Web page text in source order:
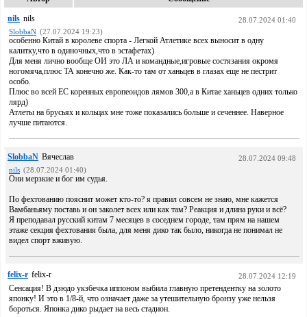
nils nils
28.07.2024 01:40
SlobbaN (27.07.2024 19:23)
особенно Китай в королеве спорта - Легкой Атлетике всех выносит в одну
калитку,что в одиночных,что в эстафетах)
Для меня лично вообще ОИ это ЛА и командные,игровые состязания окромя
ногомяча,плюс ТА конечно же. Как-то там от ханьцев в глазах еще не пестрит
особо.
Плюс во всей ЕС коренных европеоидов лямов 300,а в Китае ханьцев одних только
лярд)
Атлеты на брусьях и кольцах мне тоже показались больше и сеченнее. Наверное
лучше питаются.
SlobbaN Вячеслав
28.07.2024 09:48
nils (28.07.2024 01:40)
Они мерзкие и бог им судья.
По фехтованию пояснит может кто-то? я правил совсем не знаю, мне кажется
Вамбаньяму поставь и он заколет всех или как там? Реакция и длина руки и всё?
Я преподавал русский китам 7 месяцев в соседнем городе, там прям на нашем
этаже секция фехтования была, для меня дико так было, никогда не понимал не
видел спорт вживую.
felix-r felix-r 28.07.2024 12:19
Сенсация! В дзюдо укзбечка иппоном выбила главную претендентку на золото
японку! И это в 1/8-й, что означает даже за утешительную бронзу уже нельзя
бороться. Японка дико рыдает на весь стадион.